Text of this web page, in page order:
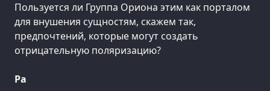
Пользуется ли Группа Ориона этим как порталом
для внушения сущностям, скажем так,
предпочтений, которые могут создать
отрицательную поляризацию?
Ра